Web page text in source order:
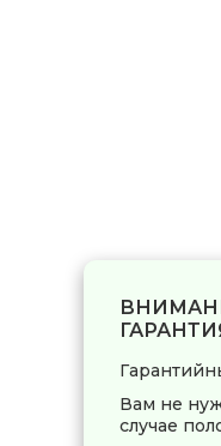
Вам не
случае